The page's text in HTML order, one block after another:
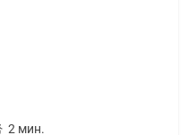
2 мин.